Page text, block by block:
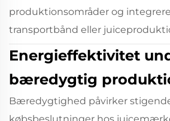
produktionsområder og
transportbånd eller
Energieffektivitet
bæredygtig
Bæredygtighed påvirker